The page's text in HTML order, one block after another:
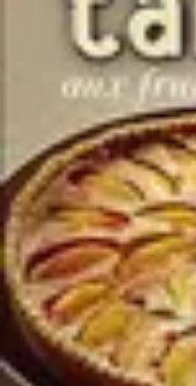
Passion Gâteaux
Recettes et Astuces
TechniquesÉquipement
Passion Gâteaux